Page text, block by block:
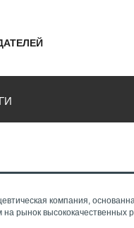
компания,
рынок высококачественных